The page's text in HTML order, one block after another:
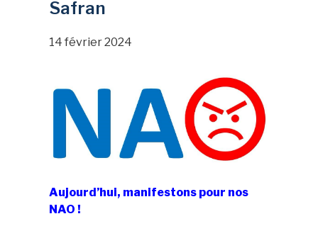
Safran
14 février 2024
Aujourd’hui, manifestons pour nos
NAO !